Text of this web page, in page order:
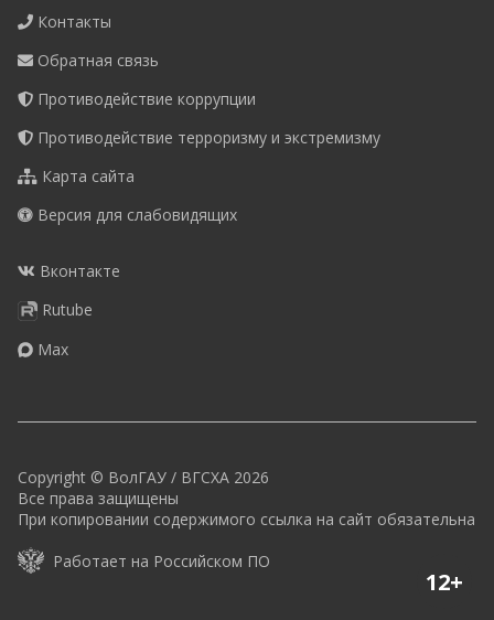
Контакты
Обратная связь
Противодействие коррупции
Противодействие терроризму и экстремизму
Карта сайта
Версия для слабовидящих
Вконтакте
Rutube
Max
Copyright © ВолГАУ / ВГСХА 2026
Все права защищены
При копировании содержимого ссылка на сайт обязательна
Работает на Российском ПО
12+